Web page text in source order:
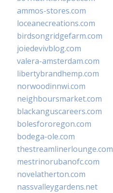
ammos-stores.com
loceanecreations.com
birdsongridgefarm.com
joiedevivblog.com
valera-amsterdam.com
libertybrandhemp.com
norwoodinnwi.com
neighboursmarket.com
blackanguscareers.com
bolesfororegon.com
bodega-ole.com
thestreamlinerlounge.com
mestrinorubanofc.com
novelatherton.com
nassvalleygardens.net